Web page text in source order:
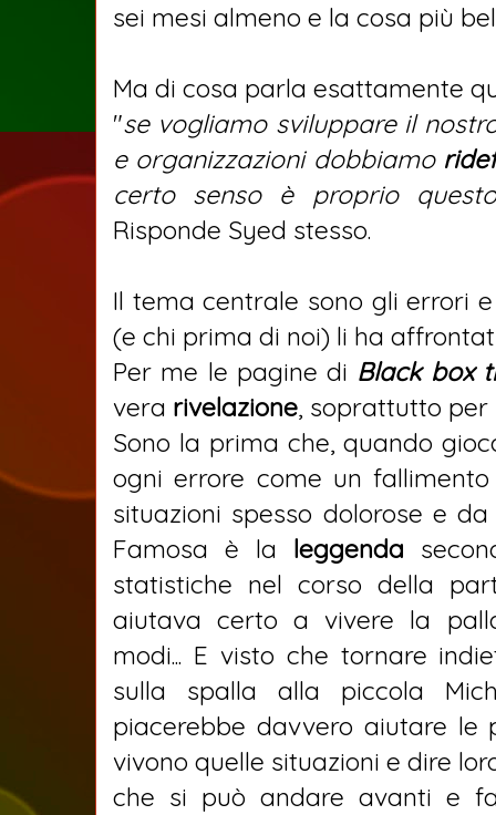
sei mesi almeno e la cosa più
Ma di cosa parla esattamente
"se vogliamo sviluppare il
e organizzazioni dobbiamo
certo senso è proprio
Risponde Syed stesso.
Il tema centrale sono gli errori
(e chi prima di noi) li ha
Per me le pagine di Black box
vera rivelazione, soprattutto per
Sono la prima che, quando
ogni errore come un
situazioni spesso dolorose e
Famosa è la leggenda
statistiche nel corso della
aiutava certo a vivere la
modi... E visto che tornare
sulla spalla alla piccola
piacerebbe davvero aiutare le
vivono quelle situazioni e dire
che si può andare avanti e